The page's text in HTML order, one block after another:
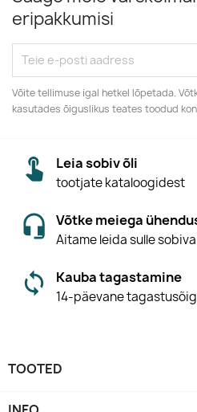
eripakkumisi
Võite tellimuse igal hetkel lõpetada.
kasutades õiguslikus teates toodud
Leia sobiv õli
tootjate kataloogidest
Võtke meiega
Aitame leida sulle
Kauba tagastamine
14-päevane
TOOTED